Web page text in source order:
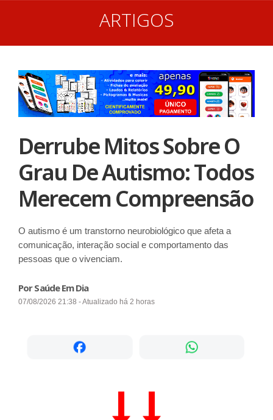
ARTIGOS
Derrube Mitos Sobre O
Grau De Autismo: Todos
Merecem Compreensão
O autismo é um transtorno neurobiológico que afeta a
comunicação, interação social e comportamento das
pessoas que o vivenciam.
Por Saúde Em Dia
07/08/2026 21:38 - Atualizado há 2 horas